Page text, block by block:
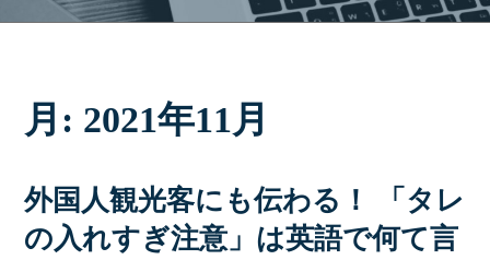
月: 2021年11月
外国人観光客にも伝わる！ 「タレ
の入れすぎ注意」は英語で何て言